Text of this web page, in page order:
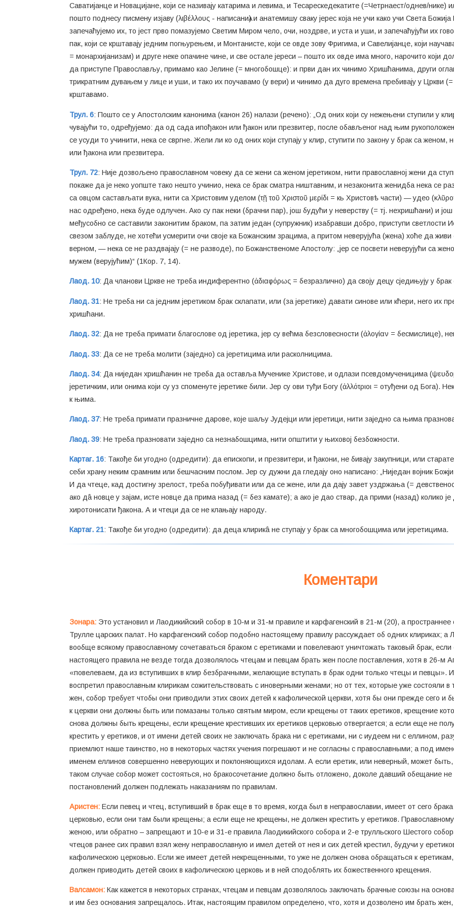
Саватијанце и Новацијане, који се називају катарима и левима, и Тесарескедекатите (=Четрнаест/однев/
пошто поднесу писмену изјаву (λιβέλλους - написаниѧ) и анатемишу сваку јерес која не учи како учи Света
запечаћујемо их, то јест прво помазујемо Светим Миром чело, очи, ноздрве, и уста и уши, и запечаћујући их
пак, који се крштавају једним погњурењем, и Монтанисте, који се овде зову Фригима, и Савелијанце, који
= монархијанизам) и друге неке опачине чине, и све остале јереси – пошто их овде има много, нарочито који
да приступе Православљу, примамо као Јелине (= многобошце): и први дан их чинимо Хришћанима, други
трикратним дувањем у лице и уши, и тако их поучавамо (у вери) и чинимо да дуго времена пребивају у Цркви
крштавамо.
Трул. 6: Пошто се у Апостолским канонима (канон 26) налази (речено): „Од оних који су нежењени ступили у
чувајући то, одређујемо: да од сада ипођакон или ђакон или презвитер, после обављеног над њим
се усуди то учинити, нека се свргне. Жели ли ко од оних који ступају у клир, ступити по закону у брак са
или ђакона или презвитера.
Трул. 72: Није дозвољено православном човеку да се жени са женом јеретиком, нити православној жени да
покаже да је неко уопште тако нешто учинио, нека се брак сматра ништавним, и незаконита женидба нека се
са овцом састављати вука, нити са Христовим уделом (τῇ τοῦ Χριστοῦ μερίδι = кь Христовѣ части) — удео
нас одређено, нека буде одлучен. Ако су пак неки (брачни пар), још будући у неверству (= тј. нехришћани) и
међусобно се саставили законитим браком, па затим један (супружник) изабравши добро, приступи светлости
свезом заблуде, не хотећи усмерити очи своје ка Божанским зрацима, а притом неверујућа (жена) хоће да
верном, — нека се не раздвајају (= не разводе), по Божанственоме Апостолу: „јер се посвети неверујући са
мужем (верујућим)“ (1Кор. 7, 14).
Лаод. 10: Да чланови Цркве не треба индиферентно (ἀδιαφόρως = безразлично) да своју децу сједињују у брак
Лаод. 31: Не треба ни са једним јеретиком брак склапати, или (за јеретике) давати синове или кћери, него их
хришћани.
Лаод. 32: Да не треба примати благослове од јеретика, јер су већма безсловесности (ἀλoγίαν = бесмислице),
Лаод. 33: Да се не треба молити (заједно) са јеретицима или расколницима.
Лаод. 34: Да ниједан хришћанин не треба да оставља Мученике Христове, и одлази псевдомученицима
јеретичким, или онима који су уз споменуте јеретике били. Јер су ови туђи Богу (ἀλλότριοι = отуђени од Бога).
к њима.
Лаод. 37: Не треба примати празничне дарове, које шаљу Јудејци или јеретици, нити заједно са њима
Лаод. 39: Не треба празновати заједно са незнабошцима, нити општити у њиховој безбожности.
Картаг. 16: Такође би угодно (одредити): да епископи, и презвитери, и ђакони, не бивају закупници, или
себи храну неким срамним или бешчасним послом. Јер су дужни да гледају оно написано: „Ниједан војник
И да чтеце, кад достигну зрелост, треба побуђивати или да се жене, или да дају завет уздржања (=
ако дâ новце у зајам, исте новце да прима назад (= без камате); а ако је дао ствар, да прими (назад) колико
хиротонисати ђакона. А и чтеци да се не клањају народу.
Картаг. 21: Такође би угодно (одредити): да деца клирикâ не ступају у брак са многобошцима или јеретицима.
Коментари
Зонара: Это установил и Лаодикийский собор в 10-м и 31-м правиле и карфагенский в 21-м (20), а
Трулле царских палат. Но карфагенский собор подобно настоящему правилу рассуждает об одних клириках; а
вообще всякому православному сочетаваться браком с еретиками и повелевают уничтожать таковый брак,
настоящего правила не везде тогда дозволялось чтецам и певцам брать жен после поставления, хотя в 26-м
«повелеваем, да из вступивших в клир безбрачными, желающие вступать в брак одни только чтецы и певцы».
воспретил православным клирикам сожительствовать с иноверными женами; но от тех, которые уже состояли
жен, собор требует чтобы они приводили этих своих детей к кафолической церкви, хотя бы они прежде сего и
к церкви они должны быть или помазаны только святым миром, если крещены от таких еретиков, крещение
снова должны быть крещены, если крещение крестивших их еретиков церковью отвергается; а если еще не
крестить у еретиков, и от имени детей своих не заключать брака ни с еретиками, ни с иудеем ни с еллином,
приемлют наше таинство, но в некоторых частях учения погрешают и не согласны с православными; а под
именем еллинов совершенно неверующих и поклоняющихся идолам. А если еретик, или неверный, может
таком случае собор может состояться, но бракосочетание должно быть отложено, доколе давший обещание
постановлений должен подлежать наказаниям по правилам.
Аристен: Если певец и чтец, вступивший в брак еще в то время, когда был в неправославии, имеет от сего
церковью, если они там были крещены; а если еще не крещены, не должен крестить у еретиков.
женою, или обратно – запрещают и 10-е и 31-е правила Лаодикийского собора и 2-е трулльского Шестого
чтецов ранее сих правил взял жену неправославную и имел детей от нея и сих детей крестил, будучи у
кафолическою церковью. Если же имеет детей некрещенными, то уже не должен снова обращаться к еретикам,
должен приводить детей своих в кафолическою церковь и в ней сподоблять их божественного крещения.
Валсамон: Как кажется в некоторых странах, чтецам и певцам дозволялось заключать брачные союзы на
и им без основания запрещалось. Итак, настоящим правилом определено, что, хотя и дозволено им брать жен,